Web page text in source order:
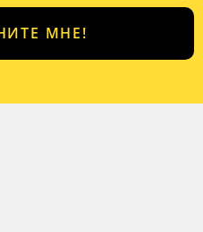
МНЕ!